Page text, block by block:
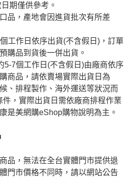
期僅供參考。
品，產地會因進貨批次有所差
工作日依序出貨(不含假日)，訂單
購品到貨後一併出貨。
5-7個工作日(不含假日)由廠商依序
商品，請依賣場實際出貨日為
、排程製作、海外運送等狀況而
，實際出貨日需依廠商排程作業
是美網購eShop購物說明為主。
品，無法在全台實體門市提供退
門市價格不同時，請以網站公告